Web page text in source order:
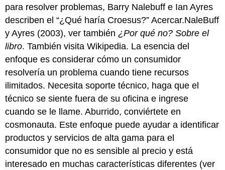
para resolver problemas, Barry Nalebuff e Ian Ayres
describen el “¿Qué haría Croesus?” Acercar.NaleBuff
y Ayres (2003), ver también¿Por qué no? Sobre el
libro. También visita Wikipedia. La esencia del
enfoque es considerar cómo un consumidor
resolvería un problema cuando tiene recursos
ilimitados. Necesita soporte técnico, haga que el
técnico se siente fuera de su oficina e ingrese
cuando se le llame. Aburrido, conviértete en
cosmonauta. Este enfoque puede ayudar a identificar
productos y servicios de alta gama para el
consumidor que no es sensible al precio y está
interesado en muchas características diferentes (ver